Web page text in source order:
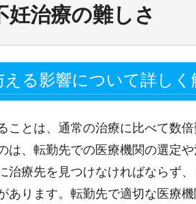
妊治療の難しさ
る影響について詳しく
ことは、通常の治療に比べて数
は、転勤先での医療機関の選定
治療先を見つけなければならず
あります。転勤先で適切な医療